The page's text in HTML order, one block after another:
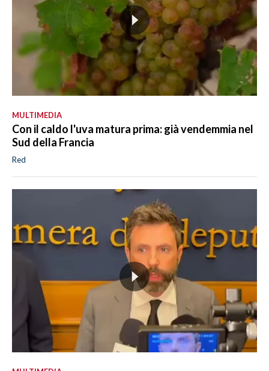
MULTIMEDIA
Con il caldo l'uva matura prima: già vendemmia nel
Sud della Francia
Red